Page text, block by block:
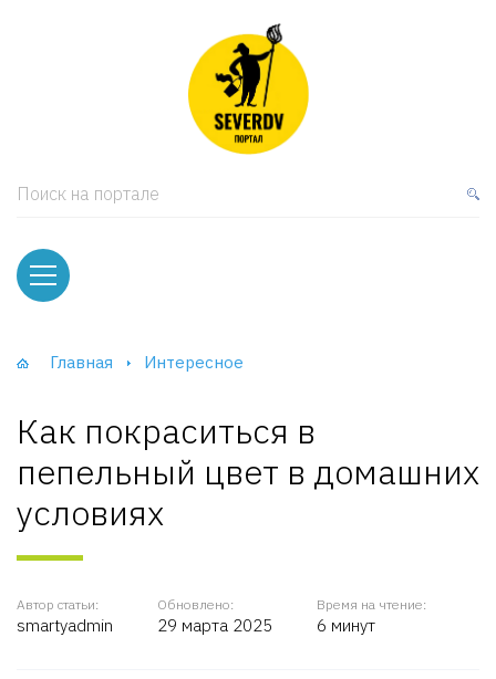
Поиск на портале
Главная Интересное
Как покраситься в
пепельный цвет в домашних
условиях
Автор статьи:
smartyadmin
Обновлено:
29 марта 2025
Время на чтение:
6 минут
и тумбы